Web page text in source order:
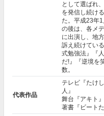
として選ばれ
を発信し続け
た。平成23年
の後は、各メ
に出演し、地
訴え続けてい
式勉強法』『
だ!』『逆境を
数。
代表作品
テレビ『たけ
人』
舞台『アキト』
著書『ビート